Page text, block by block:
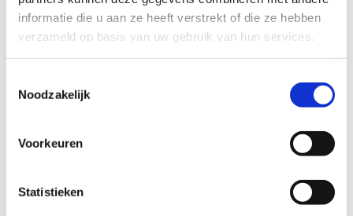
informatie die u aan ze heeft verstrekt of die ze hebben
verzameld op basis van uw gebruik van hun services.
Noodzakelijk
Voorkeuren
Statistieken
Jouw vraag